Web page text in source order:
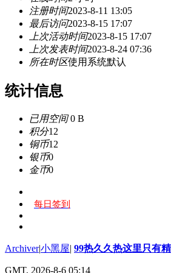
注册时间2023-8-11 13:05
最后访问2023-8-15 17:07
上次活动时间2023-8-15 17:07
上次发表时间2023-8-24 07:36
所在时区使用系统默认
统计信息
已用空间0 B
积分12
铜币12
银币0
金币0
每日签到
Archiver|小黑屋| 99热久久热这里只有
GMT, 2026-8-6 05:14